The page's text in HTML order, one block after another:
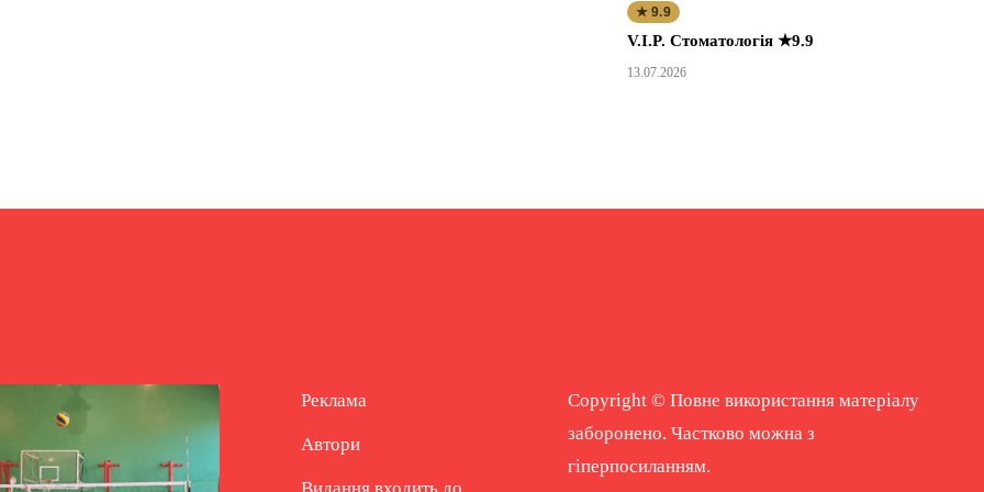
★ 9.9
V.I.P. Стоматологія ★9.9
13.07.2026
Реклама
Автори
Copyright © Повне використання матеріалу
заборонено. Частково можна з
гіперпосиланням.